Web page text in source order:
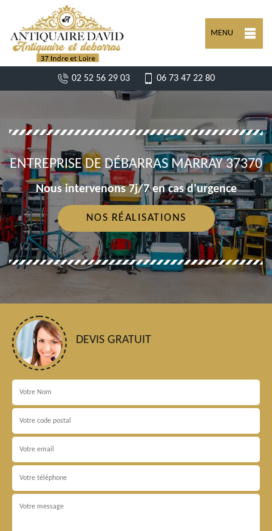
MENU
02 52 56 29 03 06 73 47 22 80
ENTREPRISE DE DÉBARRAS MARRAY 37370
Nous intervenons 7j/7 en cas d'urgence
NOS RÉALISATIONS
DEVIS GRATUIT